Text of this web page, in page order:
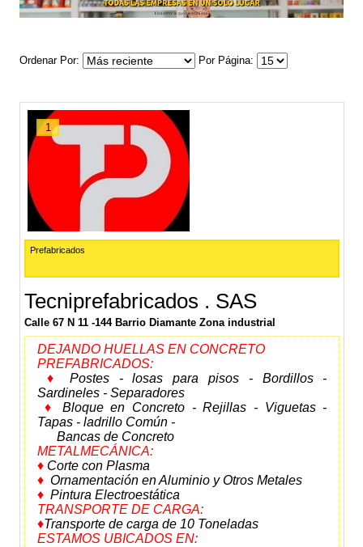
Ordenar Por Por Página
1
Prefabricados
Tecniprefabricados . SAS
Calle 67 N 11 -144 Barrio Diamante Zona industrial
DEJANDO HUELLAS EN CONCRETO
PREFABRICADOS:
♦
Postes - losas para pisos - Bordillos -
Sardineles - Separadores
♦ Bloque en Concreto - Rejillas - Viguetas -
Tapas - ladrillo Común -
Bancas de Concreto
METALMECÁNICA:
♦ Corte con Plasma
♦Ornamentación en Aluminio y Otros Metales
♦Pintura Electroestática
TRANSPORTE DE CARGA:
♦Transporte de carga de 10 Toneladas
ESTAMOS UBICADOS EN: